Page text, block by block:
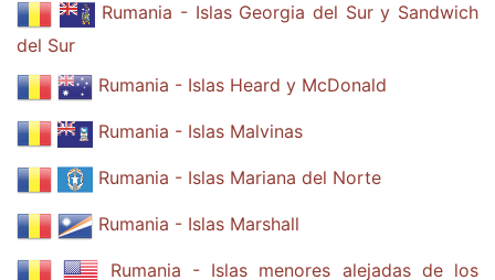
Rumania - Islas Georgia del Sur y Sandwich
del Sur
Rumania - Islas Heard y McDonald
Rumania - Islas Malvinas
Rumania - Islas Mariana del Norte
Rumania - Islas Marshall
Rumania - Islas menores alejadas de los